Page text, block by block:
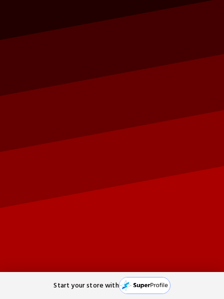
👉 คลิกที่นี่ ==> “ไหนใครว่าพวกมันไม่ถูกกัน” (EP.12)
เต็มฟรี HD ซับไทย/พากย์ไทย UNCUT